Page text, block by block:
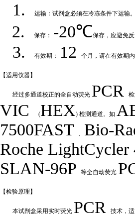
1.运输：试剂盒必须在冷冻条件下运输。
2.保存： -20℃保存，应避免
3. 有效期： 12 个月，请在有效期
【适用仪器】
经过多通道校正的全自动荧光 PCR
VIC(HEX) 检测通道。如
7500FAST 、 Bio-
Roche LightCycler
SLAN-96P等全自动荧光
【检验原理】
本试剂盒采用实时荧光 PCR 技术，